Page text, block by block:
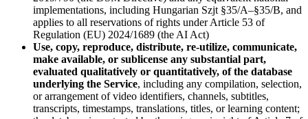
implementations, including Hungarian Szjt §35/A–§35/B, and
applies to all reservations of rights under Article 53 of
Regulation (EU) 2024/1689 (the AI Act)
Use, copy, reproduce, distribute, re-utilize, communicate,
make available, or sublicense any substantial part,
evaluated qualitatively or quantitatively, of the database
underlying the Service, including any compilation, selection,
or arrangement of video identifiers, channels, subtitles,
transcripts, timestamps, translations, titles, or learning content;